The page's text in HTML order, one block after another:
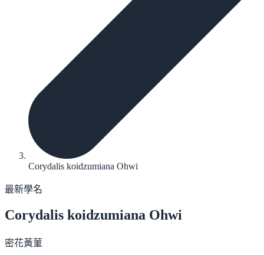
Corydalis koidzumiana Ohwi
最新學名
Corydalis koidzumiana Ohwi
密花黃菫